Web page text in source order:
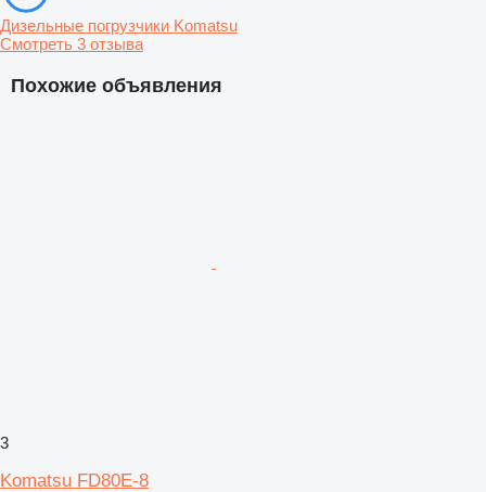
Похожие объявления
3
Komatsu FD80E-8
Дизельные погрузчики Komatsu
Смотреть 3 отзыва